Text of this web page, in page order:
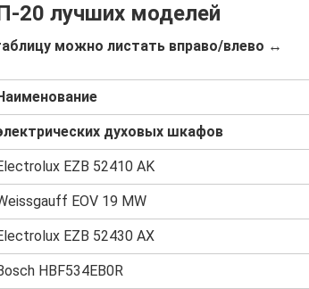
20 лучших моделей
можно листать вправо/влево ↔
духовых шкафов
EZB 52410 AK
EOV 19 MW
EZB 52430 AX
HBF534EB0R